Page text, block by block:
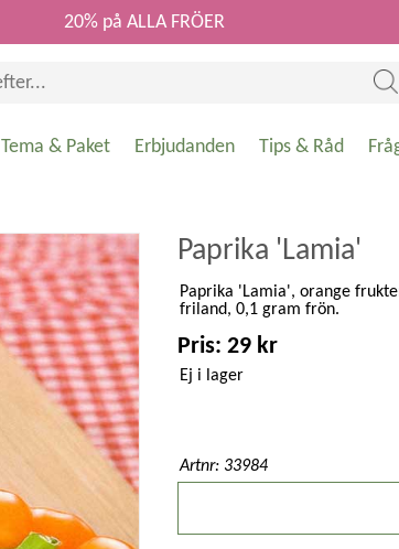
20% på ALLA FRÖER
Tema & Paket Erbjudanden Tips & Råd
Paprika 'Lamia'
Paprika 'Lamia', orange
friland, 0,1 gram frön.
Pris: 29 kr
Ej i lager
Artnr: 33984